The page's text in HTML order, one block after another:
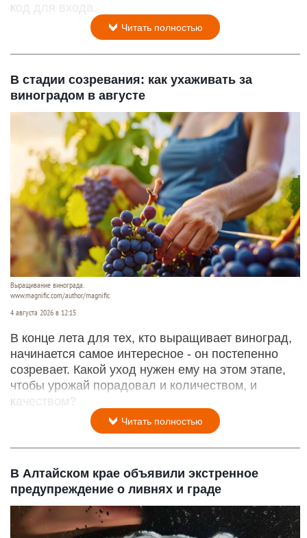
код для входа.
Читать полностью
В стадии созревания: как ухаживать за
виноградом в августе
Выращивание винограда.
www.magnific.com/author/magnific
4 августа 2026 в 12:15
В конце лета для тех, кто выращивает виноград,
начинается самое интересное - он постепенно
созревает. Какой уход нужен ему на этом этапе,
чтобы урожай порадовал и количеством, и
качеством?
Читать полностью
В Алтайском крае объявили экстренное
предупреждение о ливнях и граде